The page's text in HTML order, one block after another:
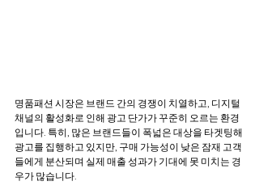
명품패션 시장은 브랜드 간의 경쟁이 치열하고, 디지털
채널의 활성화로 인해 광고 단가가 꾸준히 오르는 환경
입니다. 특히, 많은 브랜드들이 폭넓은 대상을 타겟팅해
광고를 집행하고 있지만, 구매 가능성이 낮은 잠재 고객
들에게 분산되며 실제 매출 성과가 기대에 못 미치는 경
우가 많습니다.